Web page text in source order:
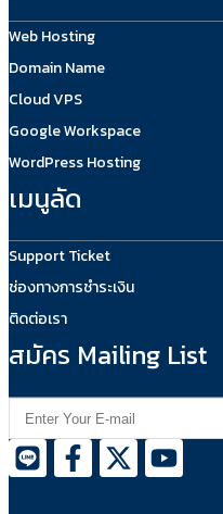
Web Hosting
Domain Name
Cloud VPS
Google Workspace
WordPress Hosting
เมนูลัด
Support Ticket
ช่องทางการชำระเงิน
ติดต่อเรา
สมัคร Mailing List